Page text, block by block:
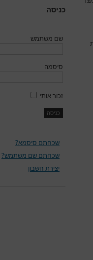
כניסה
שם משתמש
סיסמה
זכור אותי
שכחתם סיסמא?
שכחתם שם משתמש?
יצירת חשבון